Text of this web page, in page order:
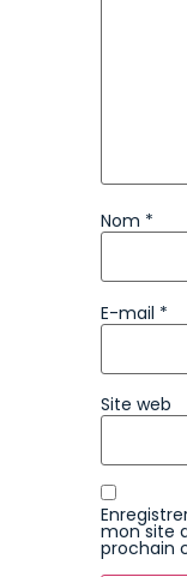
Nom *
E-mail *
Site web
mon site
prochain